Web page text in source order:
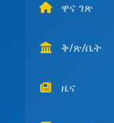
ዋና ገጽ
ቅ/ጽ/ቤት
ዜና